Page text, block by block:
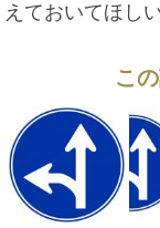
えておいてほしい
こ